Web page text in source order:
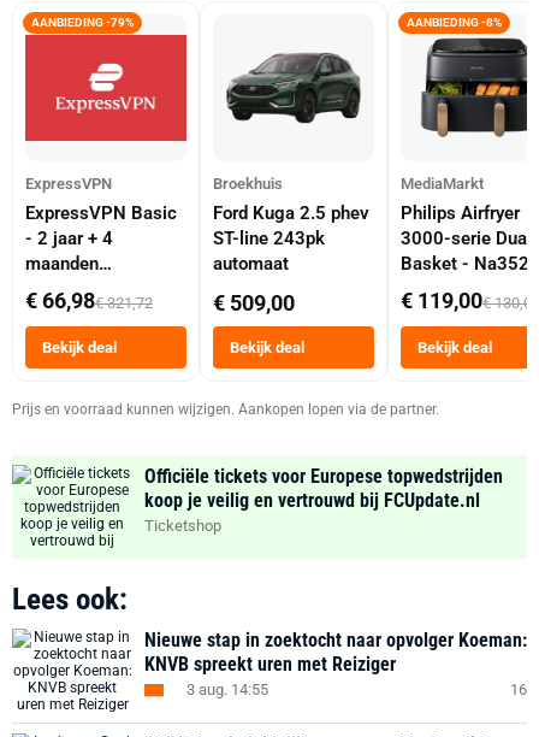
AANBIEDING -79%
ExpressVPN
ExpressVPN Basic
- 2 jaar + 4
maanden
abonnement
€ 66,98€ 321,72
Bekijk deal
Broekhuis
Ford Kuga 2.5 phev
ST-line 243pk
automaat
€ 509,00
Bekijk deal
AANBIEDING -8%
MediaMarkt
Philips Airfryer
3000-serie Dual
Basket -
Dubbele Mand 9
Tot 6 Personen
Heteluchtfriteuse
Zwart
€ 119,00€ 130,00
Bekijk deal
Prijs en voorraad kunnen wijzigen. Aankopen lopen via de partner.
Officiële tickets voor Europese topwedstrijden
koop je veilig en vertrouwd bij FCUpdate.nl
Ticketshop
Lees ook:
Nieuwe stap in zoektocht naar opvolger Koeman:
KNVB spreekt uren met Reiziger
3 aug. 14:55 16